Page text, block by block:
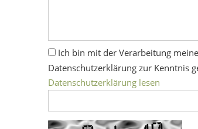
Ich bin mit der Verarbeitung
Datenschutzerklärung zur Kenntnis
Datenschutzerklärung lesen